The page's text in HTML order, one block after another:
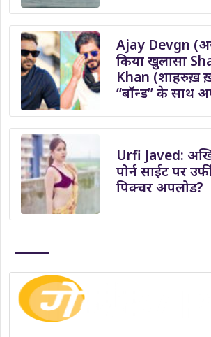
Ajay Devgn
किया खुलासा
Khan (शाहरुख़
“बॉन्ड” के साथ
Urfi Javed:
पोर्न साईट पर
पिक्चर अपलोड?